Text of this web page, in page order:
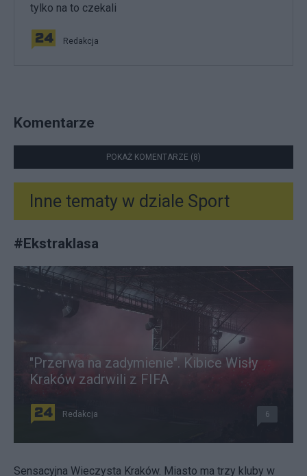
tylko na to czekali
Redakcja
Komentarze
POKAŻ KOMENTARZE (8)
Inne tematy w dziale Sport
#Ekstraklasa
"Przerwa na zadymienie". Kibice Wisły
Kraków zadrwili z FIFA
Redakcja 6
Sensacyjna Wieczysta Kraków. Miasto ma trzy kluby w